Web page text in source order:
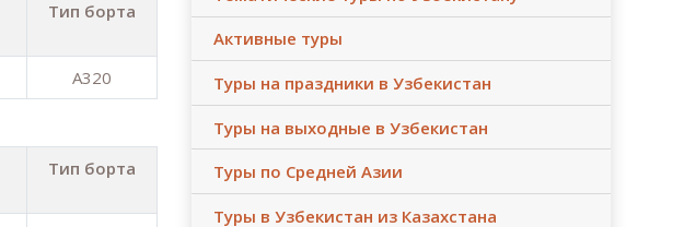
Тип борта
A320
Тип борта
Активные туры
Туры на праздники в Узбекистан
Туры на выходные в Узбекистан
Туры по Средней Азии
Туры в Узбекистан из Казахстана